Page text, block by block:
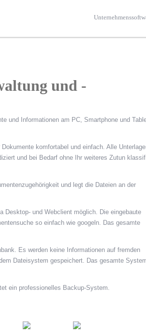
und -
und Informationen am PC, Smartphone und
komfortabel und einfach. Alle
und bei Bedarf ohne Ihr weiteres Zutun
und legt die Dateien an der
Desktop- und Webclient möglich. Die eingebaute
so einfach wie googeln. Das gesamte
Es werden keine Informationen auf fremden
Dateisystem gespeichert. Das gesamte
ein professionelles Backup-System.